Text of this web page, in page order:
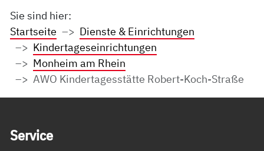
Sie sind hier:
Startseite
Dienste & Einrichtungen
Kindertageseinrichtungen
Monheim am Rhein
AWO Kindertagesstätte Robert-Koch-Straße
Ser­vice